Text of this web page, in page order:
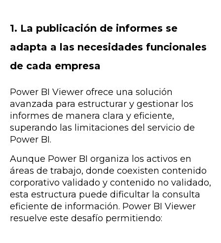
1. La publicación de informes se
adapta a las necesidades funcionales
de cada empresa
Power BI Viewer ofrece una solución
avanzada para estructurar y gestionar los
informes de manera clara y eficiente,
superando las limitaciones del servicio de
Power BI.
Aunque Power BI organiza los activos en
áreas de trabajo, donde coexisten contenido
corporativo validado y contenido no validado,
esta estructura puede dificultar la consulta
eficiente de información. Power BI Viewer
resuelve este desafío permitiendo: